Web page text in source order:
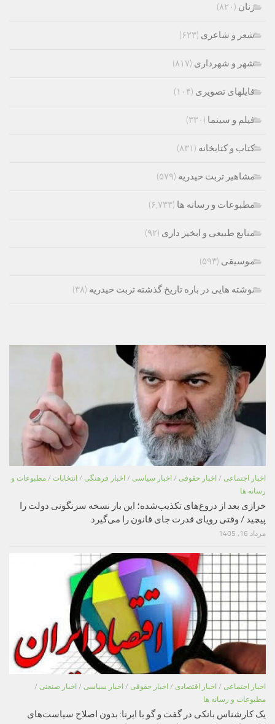
زنان (۸۲۰)
شعر و شاعری (۶۲۳)
شهر و شهرداری (۸۱۷)
فایلهای تصویری (۱۰۴)
فیلم و سینما (۳۳۰)
کتاب و کتابخانه (۸۳۱)
مشاهیر تربت حیدریه (۵۷۹)
مطبوعات و رسانه ها (۶,۷۳۳)
منابع طبیعی و ابخیز داری (۹۲)
موسیقی (۵۹۳)
نوشته هایی در باره تاریخ گذشته تربت حیدریه (۳۸)
اخبار اجتماعی / اخبار حقوقی / اخبار سیاسی / اخبار فرهنگی / انتخابات / مطبوعات و
رسانه ها
خرازی بعد از دروغ‌های تکذیب‌شده؛ این بار نسخه سرنگونی دولت را
پیچید / وقتی رویای قدرت جای قانون را می‌گیرد
مرداد 16, 1405
اخبار اجتماعی / اخبار اقتصادی / اخبار حقوقی / اخبار سیاسی / اخبار صنعتی /
مطبوعات و رسانه ها
یک کارشناس بانکی در گفت و گو با ایرنا: بدون اصلاح سیاست‌های